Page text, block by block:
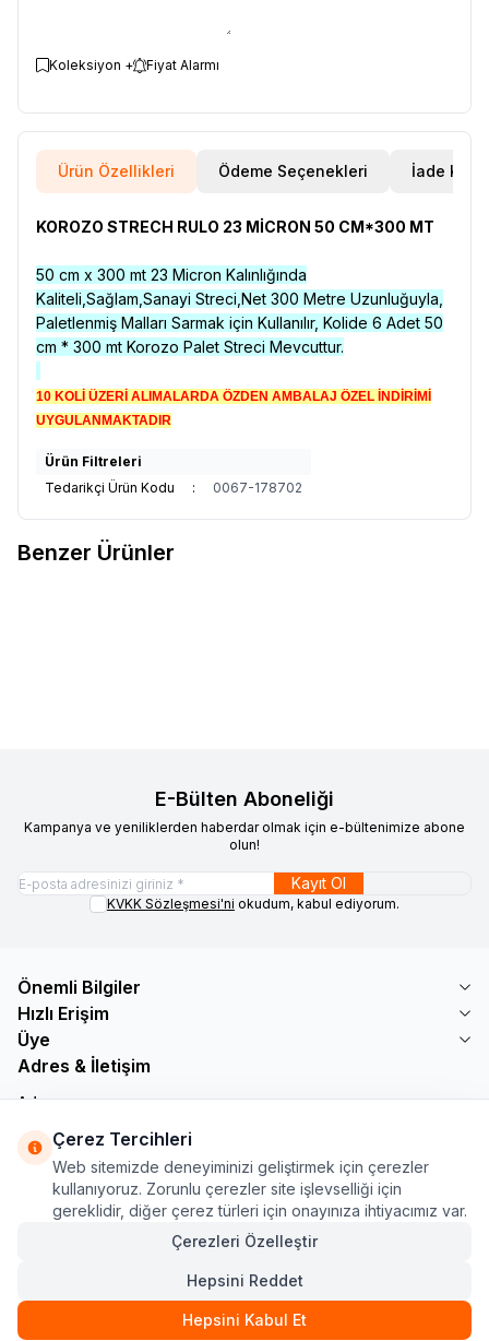
Koleksiyon + Fiyat Alarmı
Ürün Özellikleri Ödeme Seçenekleri İade
KOROZO STRECH RULO 23 MİCRON 50 CM*300 MT
50 cm x 300 mt 23 Micron Kalınlığında
Kaliteli,Sağlam,Sanayi Streci,Net 300 Metre Uzunluğuyla,
Paletlenmiş Malları Sarmak için Kullanılır, Kolide 6 Adet 50
cm * 300 mt Korozo Palet Streci Mevcuttur.
10 KOLİ ÜZERİ ALIMALARDA ÖZDEN AMBALAJ ÖZEL İNDİRİMİ
UYGULANMAKTADIR
Ürün Filtreleri
Tedarikçi Ürün Kodu
: 0067-178702
Benzer Ürünler
E-Bülten Aboneliği
Kampanya ve yeniliklerden haberdar olmak için e-bültenimize abone
olun!
Kayıt Ol
KVKK Sözleşmesi'ni okudum, kabul ediyorum.
Önemli Bilgiler
Hızlı Erişim
Üye
Adres & İletişim
Adres
İSTANBUL
Telefon
+90 555 560 27 32
E-Posta
ozdnylmz71@gmail.com
Çerez Tercihleri
Web sitemizde deneyiminizi geliştirmek için çerezler
kullanıyoruz. Zorunlu çerezler site işlevselliği için
gereklidir, diğer çerez türleri için onayınıza ihtiyacımız var.
Çerezleri Özelleştir
Hepsini Reddet
Hepsini Kabul Et